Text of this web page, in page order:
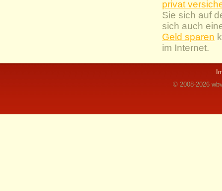
privat
Sie sich auf
sich auch
Geld sparen
im Internet.
© 2008-2026